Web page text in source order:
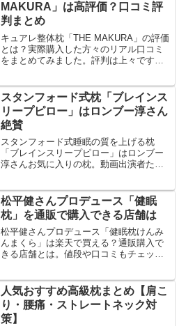
MAKURA」は高評価？口コミ評
判まとめ
キュアレ整体枕「THE MAKURA」の評価
とは？実際購入した方々のリアル口コミ
をまとめてみました。評判は上々です
スタンフォード式枕「ブレインス
リープピロー」はロンブー淳さん
絶賛
スタンフォード式睡眠の質を上げる枕
「ブレインスリープピロー」はロンブー
淳さんお気に入りの枕。動画出演者たち
しょうか。
松平健さんプロデュース「健眠
枕」を通販で購入できる店舗は
松平健さんプロデュース「健眠枕けんみ
んまくら」は楽天で買える？通販購入で
きる店舗とは。値段や口コミもチェック
人気おすすめ高級枕まとめ【肩こ
り・腰痛・ストレートネック対
策】